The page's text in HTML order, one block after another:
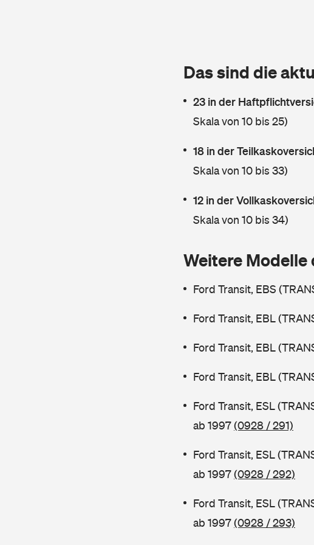
Das sind die
23 in der
Skala von 10 bis 25)
18 in der
Skala von 10 bis 33)
12 in der
Skala von 10 bis 34)
Weitere Modelle
Ford Transit, EBS
Ford Transit, EBL
Ford Transit, EBL
Ford Transit, EBL
Ford Transit, ESL
ab 1997(0928 / 291)
Ford Transit, ESL
ab 1997(0928 / 292)
Ford Transit, ESL
ab 1997(0928 / 293)